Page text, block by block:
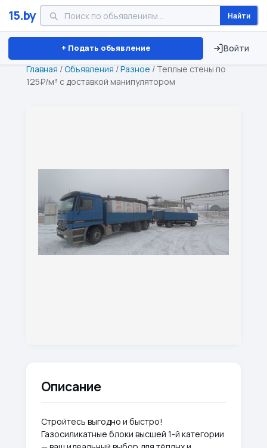
15.by Найти
+ Подать объявление Войти
Минск Витебск Брест ⏱ ТОЛЬКО 15 ДНЕЙ
Главная /Объявления /Разное / Теплые стены по
125₽/м³ с доставкой манипулятором
Описание
Стройтесь выгодно и быстро!
Газосиликатные блоки высшей 1-й категории